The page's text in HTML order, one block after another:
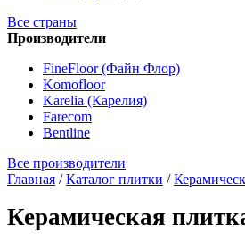
Все страны
Производители
FineFloor (Файн Флор)
Komofloor
Karelia (Карелия)
Farecom
Bentline
Все производители
Главная /Каталог плитки /
Керамическая